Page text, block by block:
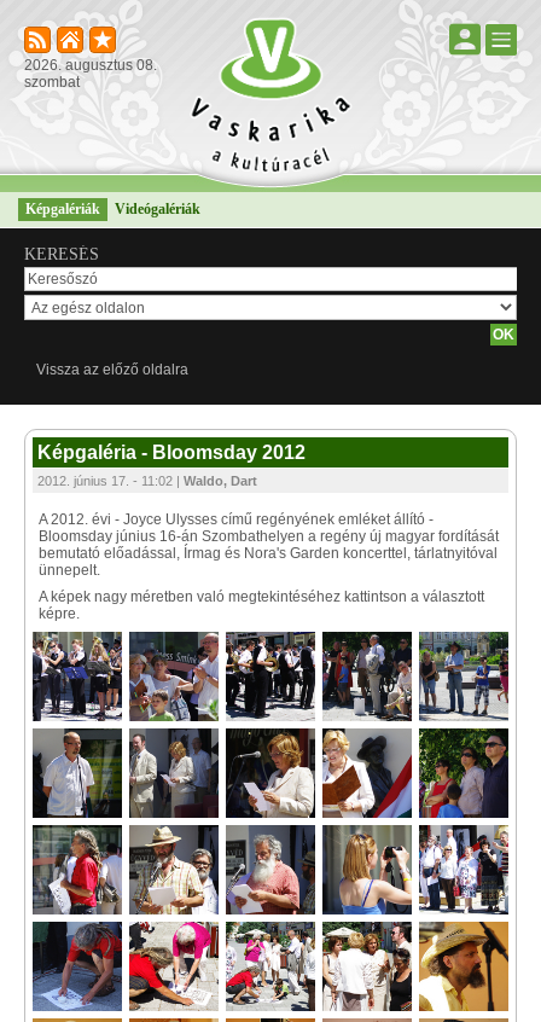
2026. augusztus 08.
szombat
Képgalériák Videógalériák
KERESÉS
Vissza az előző oldalra
Képgaléria - Bloomsday 2012
2012. június 17. - 11:02 | Waldo, Dart
A 2012. évi - Joyce Ulysses című regényének emléket állító -
Bloomsday június 16-án Szombathelyen a regény új magyar fordítását
bemutató előadással, Írmag és Nora's Garden koncerttel, tárlatnyitóval
ünnepelt.
A képek nagy méretben való megtekintéséhez kattintson a választott
képre.